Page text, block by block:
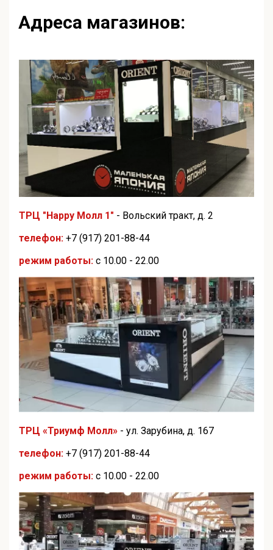
Адреса магазинов:
ТРЦ "Happy Молл 1" - Вольский тракт, д. 2
телефон: +7 (917) 201-88-44
режим работы: с 10.00 - 22.00
ТРЦ «Триумф Молл» - ул. Зарубина, д. 167
телефон: +7 (917) 201-88-44
режим работы: с 10.00 - 22.00